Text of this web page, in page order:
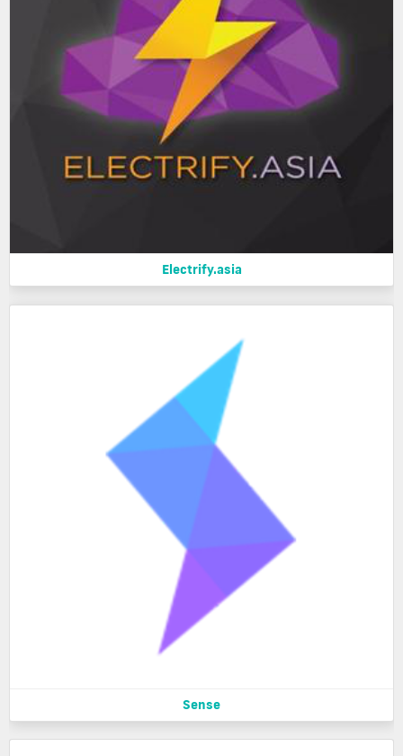
Electrify.asia
Sense